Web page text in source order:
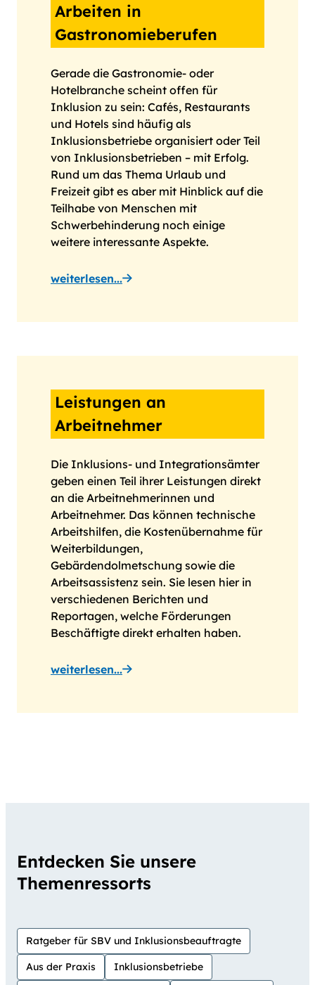
Arbeiten in
Gastronomieberufen
Gerade die Gastronomie- oder
Hotelbranche scheint offen für
Inklusion zu sein: Cafés, Restaurants
und Hotels sind häufig als
Inklusionsbetriebe organisiert oder Teil
von Inklusionsbetrieben – mit Erfolg.
Rund um das Thema Urlaub und
Freizeit gibt es aber mit Hinblick auf die
Teilhabe von Menschen mit
Schwerbehinderung noch einige
weitere interessante Aspekte.
weiterlesen...
Leistungen an
Arbeitnehmer
Die Inklusions- und Integrationsämter
geben einen Teil ihrer Leistungen direkt
an die Arbeitnehmerinnen und
Arbeitnehmer. Das können technische
Arbeitshilfen, die Kostenübernahme für
Weiterbildungen,
Gebärdendolmetschung sowie die
Arbeitsassistenz sein. Sie lesen hier in
verschiedenen Berichten und
Reportagen, welche Förderungen
Beschäftigte direkt erhalten haben.
weiterlesen...
Entdecken Sie unsere
Themenressorts
Ratgeber für SBV und Inklusionsbeauftragte
Aus der Praxis Inklusionsbetriebe